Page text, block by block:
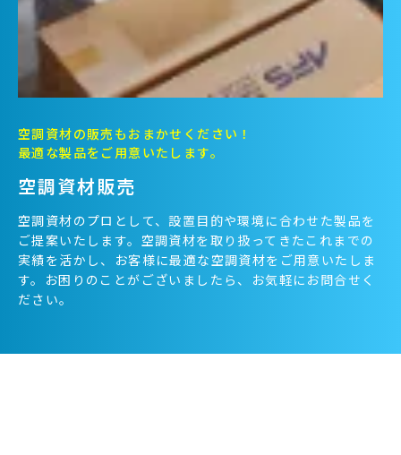
空調資材の販売もおまかせください！
最適な製品をご用意いたします。
空調資材販売
空調資材のプロとして、設置目的や環境に合わせた製品を
ご提案いたします。空調資材を取り扱ってきたこれまでの
実績を活かし、お客様に最適な空調資材をご用意いたしま
す。お困りのことがございましたら、お気軽にお問合せく
ださい。